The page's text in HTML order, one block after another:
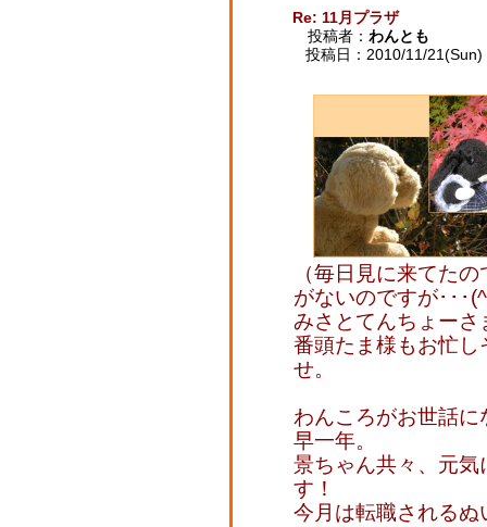
Re: 11月プラザ
投稿者： わんとも
投稿日：2010/11/
（毎日見に来てた
がないのですが･･･
みさとてんちょー
番頭たま様もお忙
せ。
わんころがお世話
早一年。
景ちゃん共々、元
す！
今月は転職される